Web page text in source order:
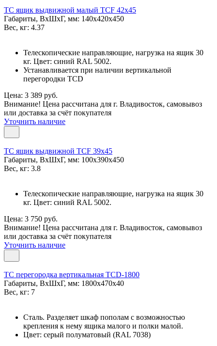
TC ящик выдвижной малый TCF 42x45
Габариты, ВxШxГ, мм: 140x420x450
Вес, кг: 4.37
Телескопические направляющие, нагрузка на ящик 30
кг. Цвет: синий RAL 5002.
Устанавливается при наличии вертикальной
перегородки TCD
Цена: 3 389 руб.
Внимание! Цена рассчитана для г. Владивосток, самовывоз
или доставка за счёт покупателя
Уточнить наличие
TC ящик выдвижной TCF 39x45
Габариты, ВxШxГ, мм: 100x390x450
Вес, кг: 3.8
Телескопические направляющие, нагрузка на ящик 30
кг. Цвет: синий RAL 5002.
Цена: 3 750 руб.
Внимание! Цена рассчитана для г. Владивосток, самовывоз
или доставка за счёт покупателя
Уточнить наличие
TC перегородка вертикальная TCD-1800
Габариты, ВxШxГ, мм: 1800x470x40
Вес, кг: 7
Сталь. Разделяет шкаф пополам с возможностью
крепления к нему ящика малого и полки малой.
Цвет: серый полуматовый (RAL 7038)